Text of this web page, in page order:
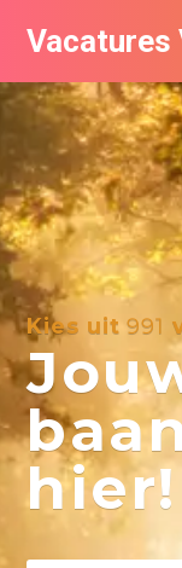
Vacatures
Kies uit991
hier!
Vacatures per